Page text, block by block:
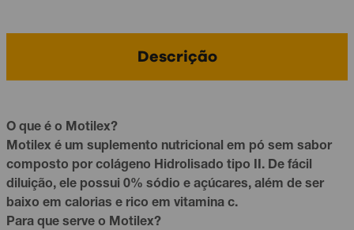
Descrição
O que é o Motilex?
Motilex é um suplemento nutricional em pó sem sabor
composto por colágeno Hidrolisado tipo II. De fácil
diluição, ele possui 0% sódio e açúcares, além de ser
baixo em calorias e rico em vitamina c.
Para que serve o Motilex?